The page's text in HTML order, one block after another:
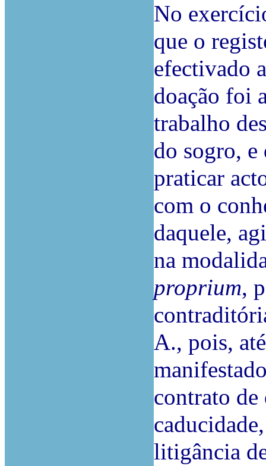
No
que o
efectivado
doação foi
trabalho
do sogro,
praticar
com o
daquele,
na
proprium,
A., pois,
contrato de
litigância